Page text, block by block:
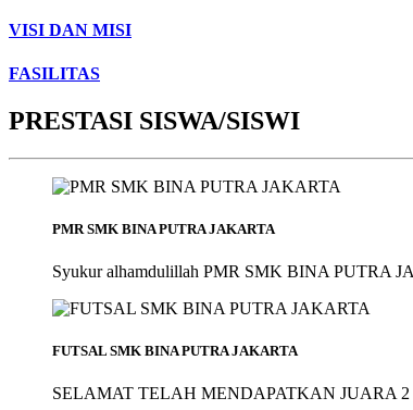
VISI DAN MISI
FASILITAS
PRESTASI SISWA/SISWI
PMR SMK BINA PUTRA JAKARTA
Syukur alhamdulillah PMR SMK BINA PUTRA
FUTSAL SMK BINA PUTRA JAKARTA
SELAMAT TELAH MENDAPATKAN JUARA